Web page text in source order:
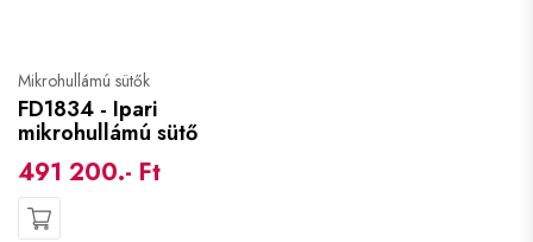
Mikrohullámú sütők
FD1834 - Ipari
mikrohullámú sütő
491 200.- Ft